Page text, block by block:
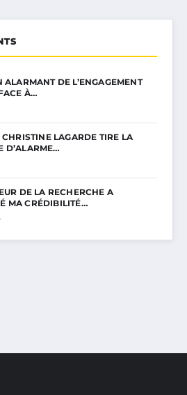
ALARMANT DE L’ENGAGEMENT
À…
CHRISTINE LAGARDE TIRE LA
D’ALARME…
DE LA RECHERCHE A
MA CRÉDIBILITÉ…